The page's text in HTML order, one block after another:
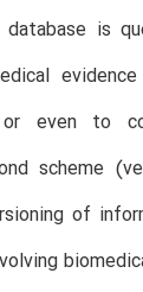
is
even to
scheme
of